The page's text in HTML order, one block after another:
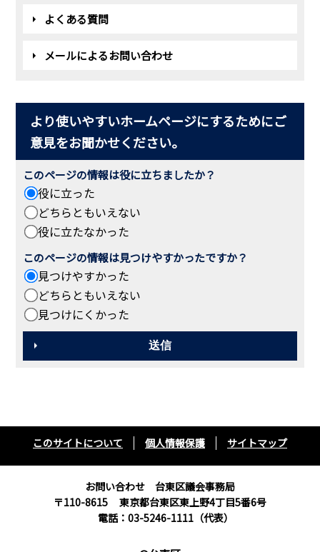
よくある質問
メールによるお問い合わせ
より使いやすいホームページにするためにご
意見をお聞かせください。
このページの情報は役に立ちましたか？
役に立った
どちらともいえない
役に立たなかった
このページの情報は見つけやすかったですか？
見つけやすかった
どちらともいえない
見つけにくかった
このサイトについて 個人情報保護 サイトマップ
お問い合わせ 台東区議会事務局
〒110-8615
東京都台東区東上野4丁目5番6号
電話：03-5246-1111（代表）